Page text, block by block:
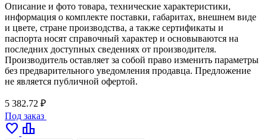
Описание и фото товара, технические характеристики,
информация о комплекте поставки, габаритах, внешнем виде
и цвете, стране производства, а также сертификаты и
паспорта носят справочный характер и основываются на
последних доступных сведениях от производителя.
Производитель оставляет за собой право изменить параметры
без предварительного уведомления продавца. Предложение
не является публичной офертой.
5 382.72 ₽
Под заказ
favorite leaderboard